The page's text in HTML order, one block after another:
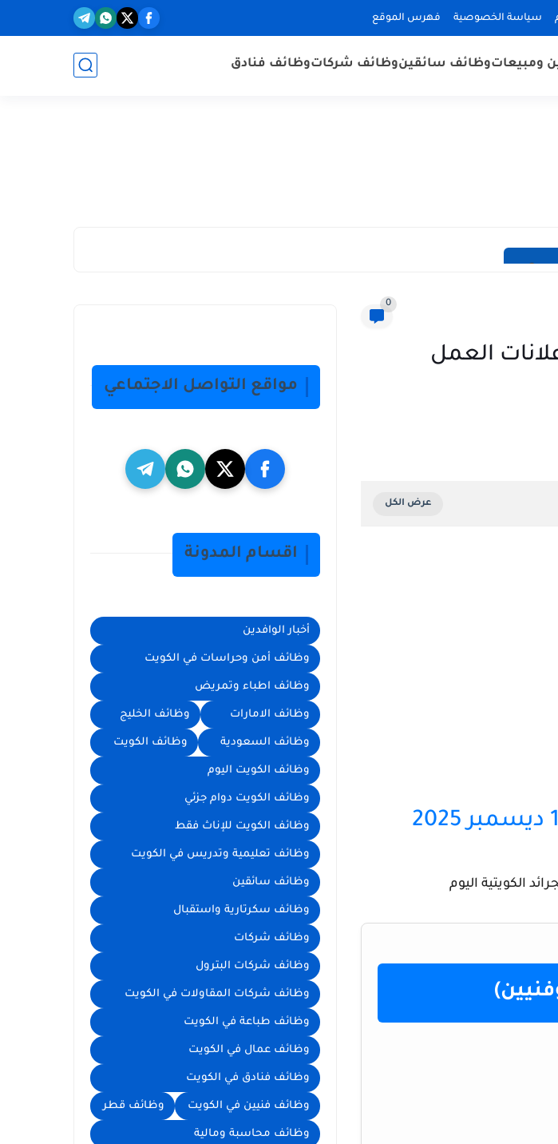
سياسة الخصوصية فهرس الموقع
ومبيعاتوظائف سائقينوظائف شركاتوظائف فنادق
0
12-2025 | مجمع إعلانات العمل
الكويتية اليوم
مواقع التواصل الاجتماعي
اقسام المدونة
أخبار الوافدين
وظائف أمن وحراسات في الكويت
وظائف اطباء وتمريض
وظائف الامارات وظائف الخليج
وظائف السعودية وظائف الكويت
وظائف الكويت اليوم
وظائف الكويت دوام جزئي
وظائف الكويت للإناث فقط
وظائف تعليمية وتدريس في الكويت
وظائف سائقين
وظائف سكرتارية واستقبال
وظائف شركات
وظائف شركات البترول
وظائف شركات المقاولات في الكويت
وظائف طباعة في الكويت
وظائف عمال في الكويت
وظائف فنادق في الكويت
وظائف فنيين في الكويت وظائف قطر
وظائف محاسبة ومالية